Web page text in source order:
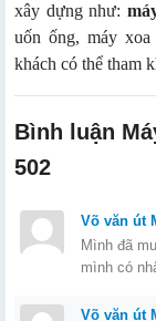
xây dựng như:
uốn ống, máy xoa
khách có thể tham
Bình luận
502
Võ văn út
Mình đã
mình có
Võ văn út